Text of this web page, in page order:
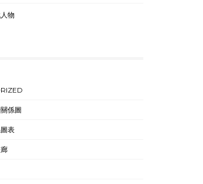
物
係圖
表